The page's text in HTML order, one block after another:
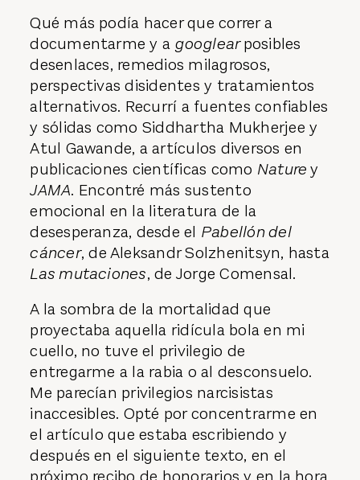
Qué más podía hacer que correr a
documentarme y a googlearposibles
desenlaces, remedios milagrosos,
perspectivas disidentes y tratamientos
alternativos. Recurrí a fuentes confiables
y sólidas como Siddhartha Mukherjee y
Atul Gawande, a artículos diversos en
publicaciones científicas como Naturey
JAMA. Encontré más sustento
emocional en la literatura de la
desesperanza, desde el Pabellón del
cáncer, de Aleksandr Solzhenitsyn, hasta
Las mutaciones, de Jorge Comensal.
A la sombra de la mortalidad que
proyectaba aquella ridícula bola en mi
cuello, no tuve el privilegio de
entregarme a la rabia o al desconsuelo.
Me parecían privilegios narcisistas
inaccesibles. Opté por concentrarme en
el artículo que estaba escribiendo y
después en el siguiente texto, en el